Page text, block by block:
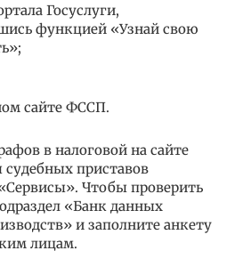
Госуслуги,
функцией «Узнай свою
сайте ФССП.
в налоговой на сайте
приставов
Чтобы проверить
«Банк данных
и заполните анкету
лицам.